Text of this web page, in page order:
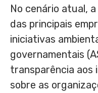
No cenário atual,
das principais
iniciativas
governamentais
transparência aos
sobre as